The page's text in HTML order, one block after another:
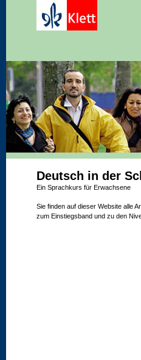
Deutsch in der
Ein Sprachkurs für Erwachsene
Sie finden auf dieser Website alle
zum Einstiegsband und zu den